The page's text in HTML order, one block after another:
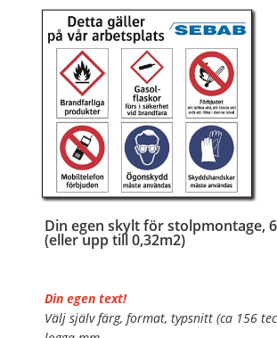
…
Din egen skylt för stolpmontage,
(eller upp till 0,32m2)
Din egen text!
Välj själv färg, format, typsnitt (ca 156